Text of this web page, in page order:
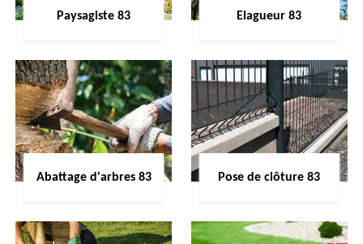
Paysagiste 83 Elagueur 83
Abattage d'arbres 83 Pose de clôture 83